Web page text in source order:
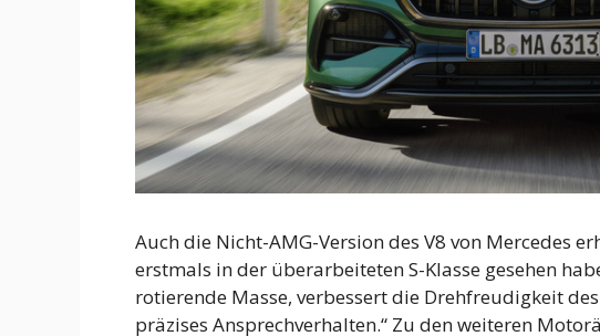
Auch die Nicht-AMG-Version des V8 von Mercedes
erstmals in der überarbeiteten S-Klasse gesehen
rotierende Masse, verbessert die Drehfreudigkeit
präzises Ansprechverhalten.“ Zu den weiteren